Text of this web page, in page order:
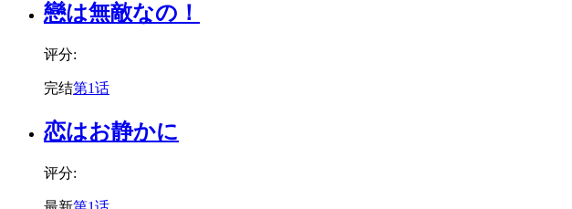
戀は無敵なの！
评分:
完结第1话
恋はお静かに
评分: